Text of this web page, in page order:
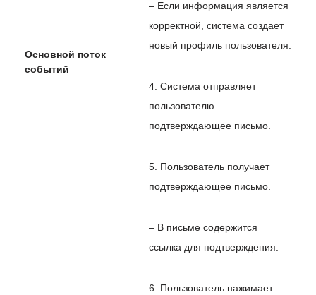
Основной поток
событий
– Если информация является
корректной, система создает
новый профиль пользователя.
4. Система отправляет
пользователю
подтверждающее письмо.
5. Пользователь получает
подтверждающее письмо.
– В письме содержится
ссылка для подтверждения.
6. Пользователь нажимает